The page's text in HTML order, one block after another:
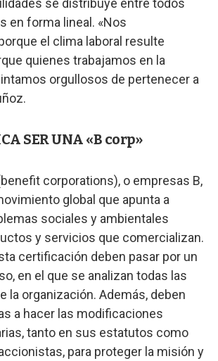
se distribuye entre todos
en forma lineal. «Nos
el clima laboral resulte
quienes trabajamos en la
orgullosos de pertenecer a
SER UNA «B corp»
corporations), o empresas B,
global que apunta a
sociales y ambientales
y servicios que comercializan.
certificación deben pasar por un
en el que se analizan todas las
la organización. Además, deben
a hacer las modificaciones
tanto en sus estatutos como
para proteger la misión y